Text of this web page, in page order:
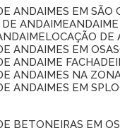
ANDAIMES EM SÃO
DE ANDAIME
LOCAÇÃO
ANDAIMES EM
ANDAIME
ANDAIMES NA
ANDAIMES EM SP
BETONEIRAS EM